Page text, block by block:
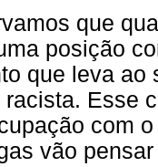
que
posição
que leva
Esse
com
vão